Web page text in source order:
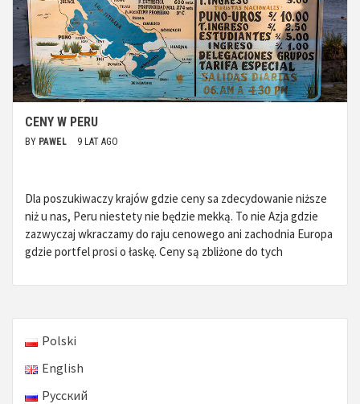
CENY W PERU
BY PAWEL 9 LAT AGO
Dla poszukiwaczy krajów gdzie ceny sa zdecydowanie niższe
niż u nas, Peru niestety nie będzie mekką. To nie Azja gdzie
zazwyczaj wkraczamy do raju cenowego ani zachodnia Europa
gdzie portfel prosi o łaskę. Ceny są zbliżone do tych
Polski
English
Русский